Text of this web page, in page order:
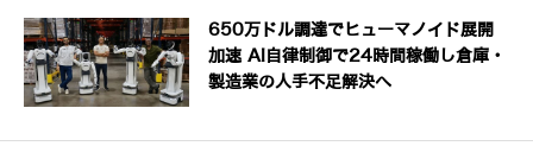
650万ドル調達でヒューマノイド展開
加速 AI自律制御で24時間稼働し倉庫・
製造業の人手不足解決へ